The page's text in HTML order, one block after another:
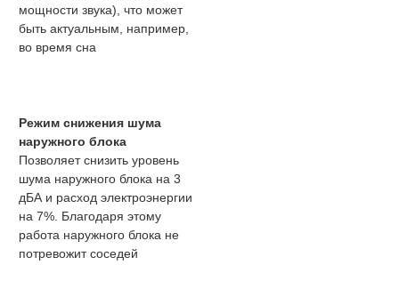
мощности звука), что может
быть актуальным, например,
во время сна
Режим снижения шума
наружного блока
Позволяет снизить уровень
шума наружного блока на 3
дБА и расход электроэнергии
на 7%. Благодаря этому
работа наружного блока не
потревожит соседей